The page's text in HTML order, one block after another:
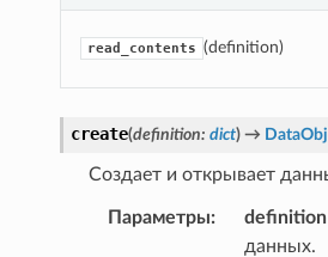
read_contents (definition)
create(definition: dict) →
Создает и открывает
Параметры: definition
данных.